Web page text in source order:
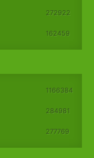
272922
162459
1166384
284981
277769